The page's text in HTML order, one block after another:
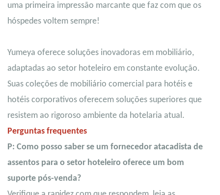
uma primeira impressão marcante que faz com que os
hóspedes voltem sempre!
Yumeya oferece soluções inovadoras em mobiliário,
adaptadas ao setor hoteleiro em constante evolução.
Suas coleções de mobiliário comercial para hotéis e
hotéis corporativos oferecem soluções superiores que
resistem ao rigoroso ambiente da hotelaria atual.
Perguntas frequentes
P: Como posso saber se um fornecedor atacadista de
assentos para o setor hoteleiro oferece um bom
suporte pós-venda?